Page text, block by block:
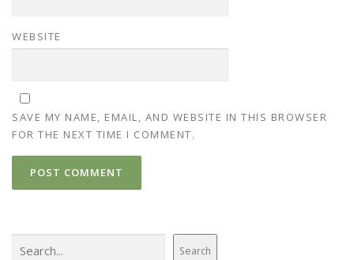
WEBSITE
SAVE MY NAME, EMAIL, AND WEBSITE IN THIS BROWSER
FOR THE NEXT TIME I COMMENT.
Search